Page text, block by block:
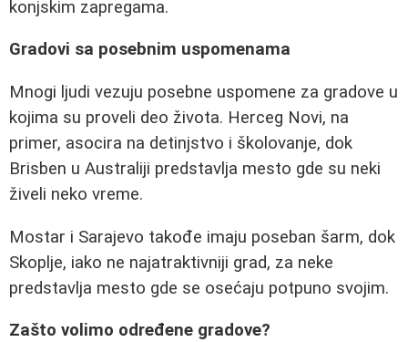
konjskim zapregama.
Gradovi sa posebnim uspomenama
Mnogi ljudi vezuju posebne uspomene za gradove u
kojima su proveli deo života. Herceg Novi, na
primer, asocira na detinjstvo i školovanje, dok
Brisben u Australiji predstavlja mesto gde su neki
živeli neko vreme.
Mostar i Sarajevo takođe imaju poseban šarm, dok
Skoplje, iako ne najatraktivniji grad, za neke
predstavlja mesto gde se osećaju potpuno svojim.
Zašto volimo određene gradove?